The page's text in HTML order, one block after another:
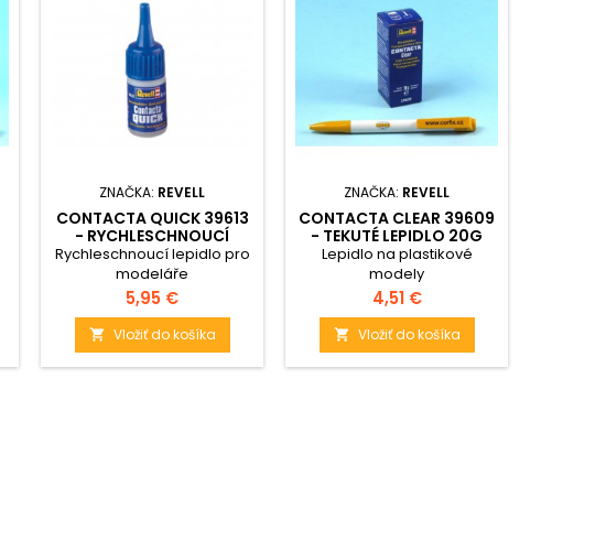
ZNAČKA: REVELL
CONTACTA QUICK 39613
- RYCHLESCHNOUCÍ
LEPIDLO 5G
Rychleschnoucí lepidlo pro
modeláře
Cena
5,95 €
 Vložiť do košíka
ZNAČKA: REVELL
CONTACTA CLEAR 39609
- TEKUTÉ LEPIDLO 20G
Lepidlo na plastikové
modely
Cena
4,51 €
 Vložiť do košíka